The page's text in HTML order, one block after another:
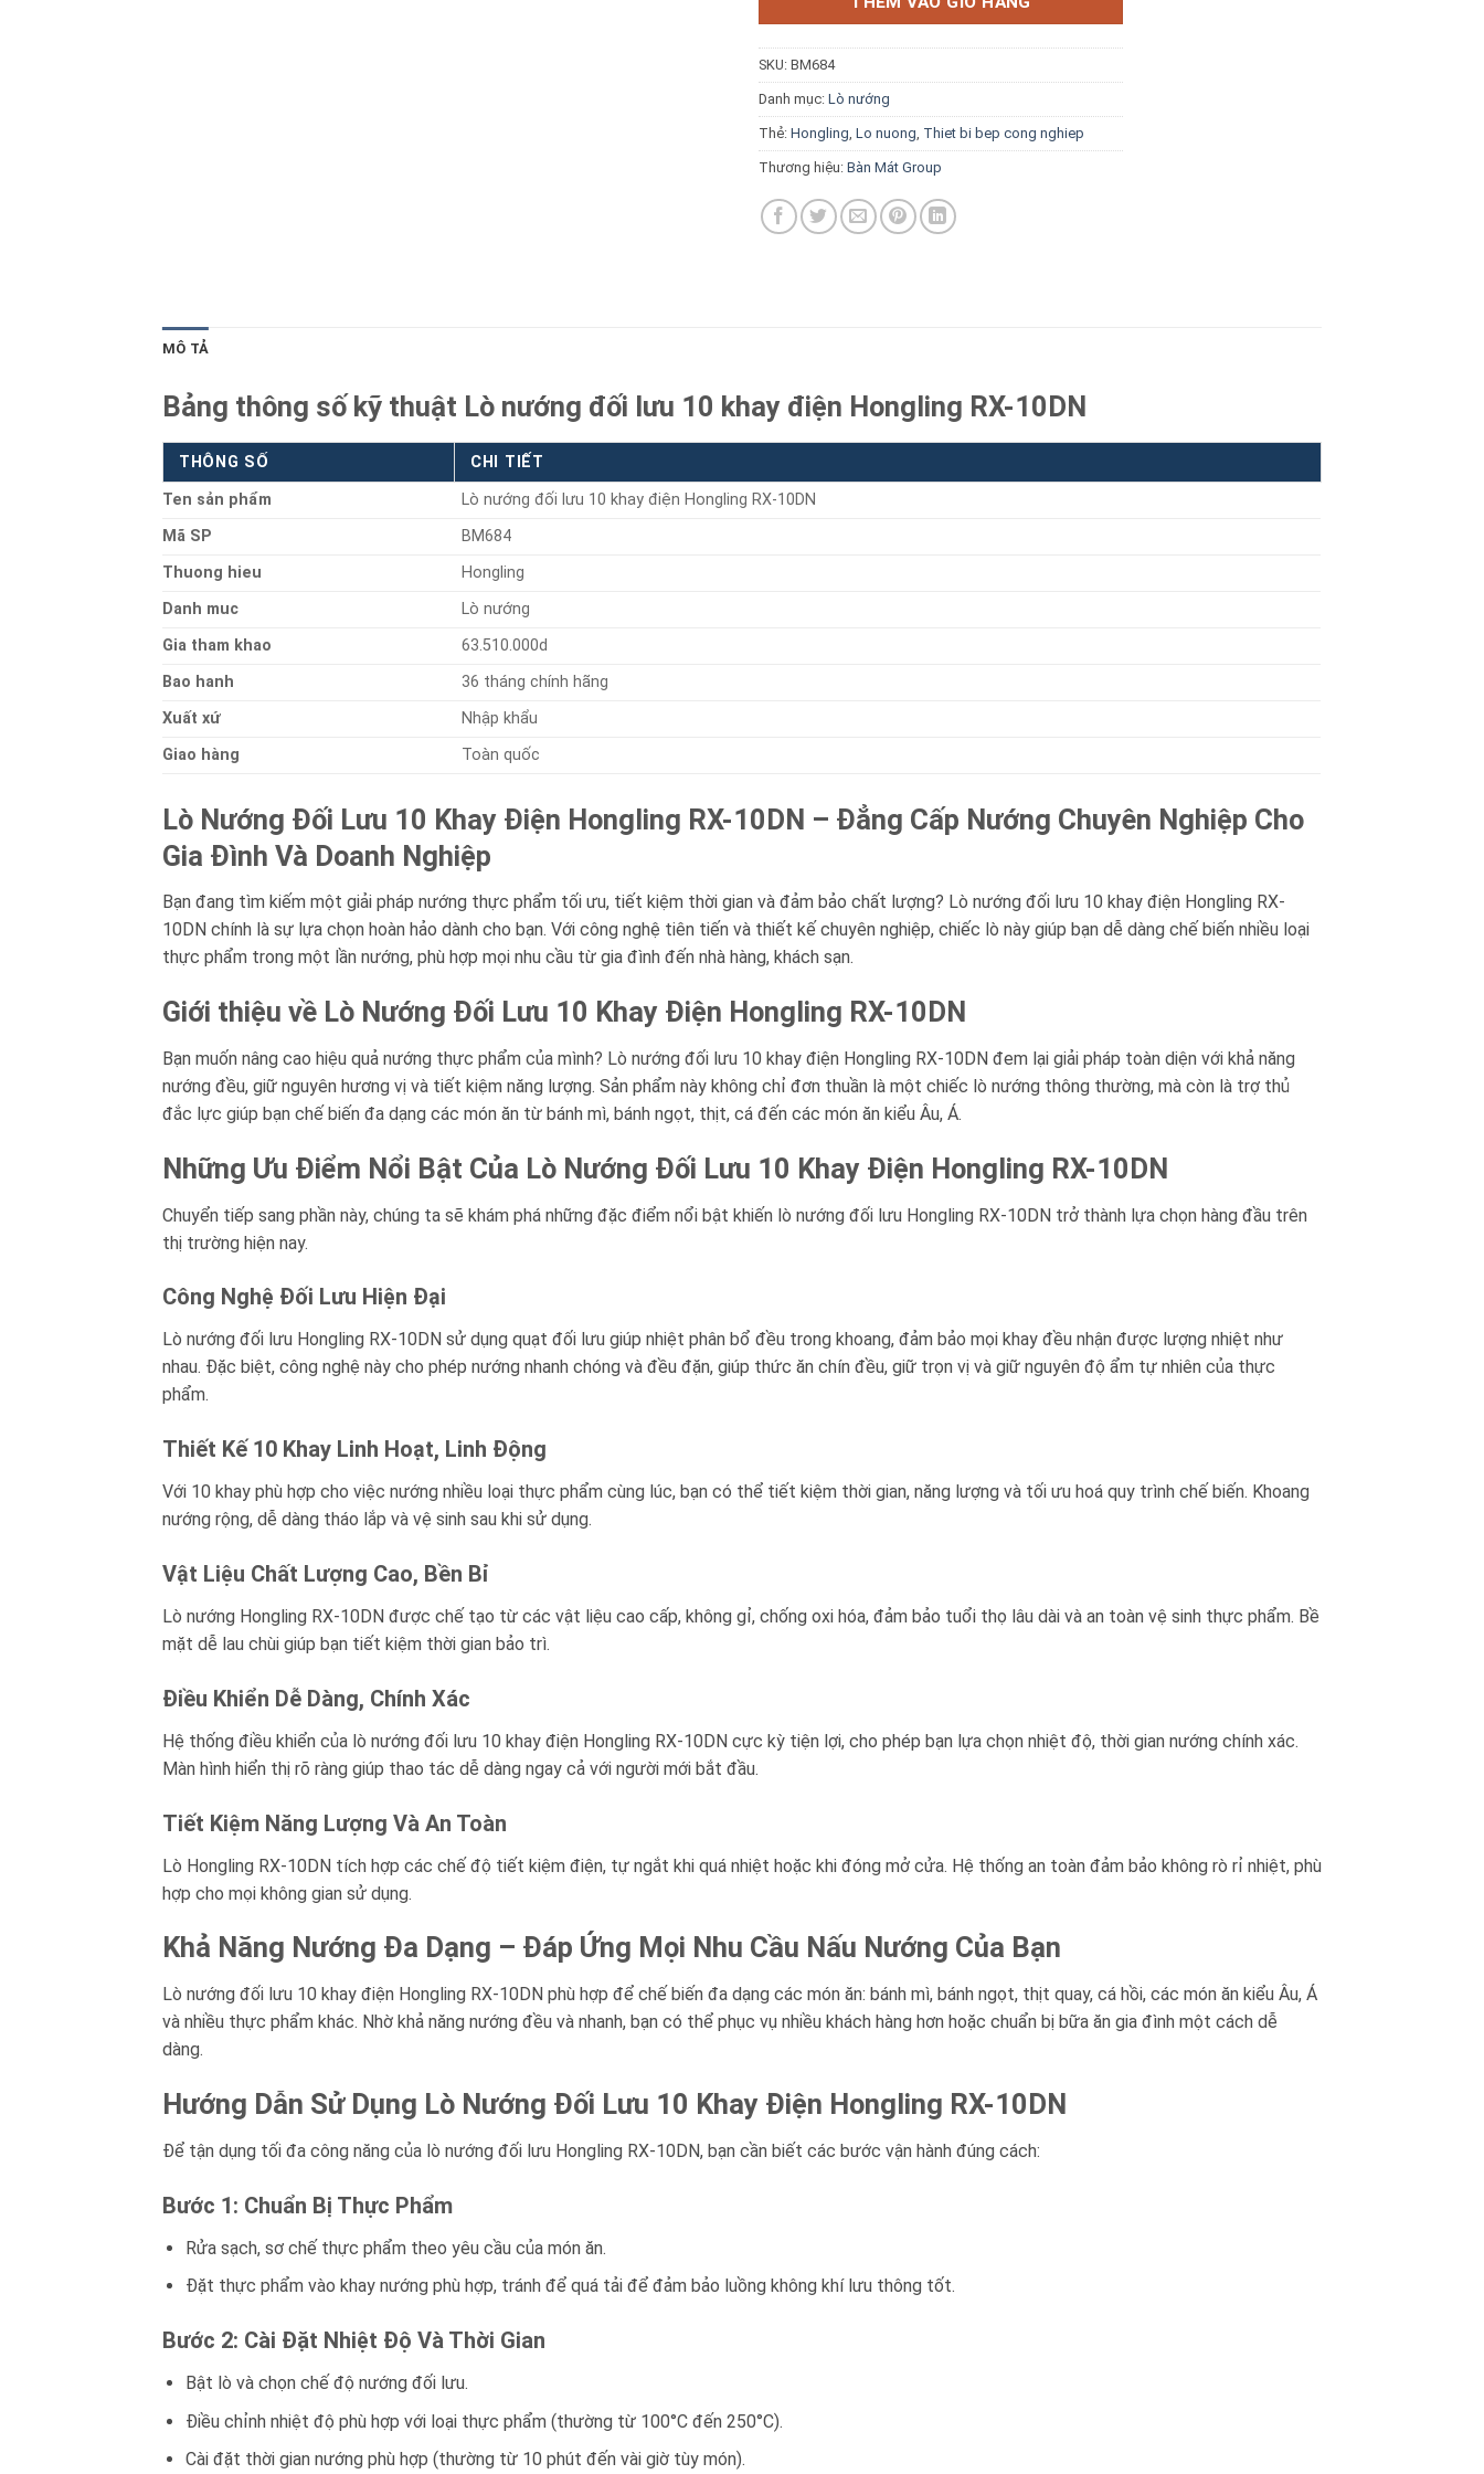
Báo giá miễn phí →
SKU: BM684
Danh mục: Lò nướng
Thẻ: Hongling Lo nuong Thiet bi bep cong nghiep
Thương hiệu: Bàn Mát Group
MÔ TẢ
Bảng thông số kỹ thuật Lò nướng đối lưu 10 khay điện Hongling RX-10DN
THÔNG SỐ
CHI TIẾT
Ten sản phẩm
Lò nướng đối lưu 10 khay điện Hongling RX-10DN
Mã SP
BM684
Thuong hieu
Hongling
Danh muc
Lò nướng
Gia tham khao
63.510.000d
Bao hanh
36 tháng chính hãng
Xuất xứ
Nhập khẩu
Giao hàng
Toàn quốc
Lò Nướng Đối Lưu 10 Khay Điện Hongling RX-10DN – Đẳng Cấp Nướng Chuyên Nghiệp Cho
Gia Đình Và Doanh Nghiệp
Bạn đang tìm kiếm một giải pháp nướng thực phẩm tối ưu, tiết kiệm thời gian và đảm bảo chất lượng? Lò nướng đối lưu 10 khay điện Hongling RX-
10DN chính là sự lựa chọn hoàn hảo dành cho bạn. Với công nghệ tiên tiến và thiết kế chuyên nghiệp, chiếc lò này giúp bạn dễ dàng chế biến nhiều loại
thực phẩm trong một lần nướng, phù hợp mọi nhu cầu từ gia đình đến nhà hàng, khách sạn.
Giới thiệu về Lò Nướng Đối Lưu 10 Khay Điện Hongling RX-10DN
Bạn muốn nâng cao hiệu quả nướng thực phẩm của mình? Lò nướng đối lưu 10 khay điện Hongling RX-10DN đem lại giải pháp toàn diện với khả năng
nướng đều, giữ nguyên hương vị và tiết kiệm năng lượng. Sản phẩm này không chỉ đơn thuần là một chiếc lò nướng thông thường, mà còn là trợ thủ
đắc lực giúp bạn chế biến đa dạng các món ăn từ bánh mì, bánh ngọt, thịt, cá đến các món ăn kiểu Âu, Á.
Những Ưu Điểm Nổi Bật Của Lò Nướng Đối Lưu 10 Khay Điện Hongling RX-10DN
Chuyển tiếp sang phần này, chúng ta sẽ khám phá những đặc điểm nổi bật khiến lò nướng đối lưu Hongling RX-10DN trở thành lựa chọn hàng đầu trên
thị trường hiện nay.
Công Nghệ Đối Lưu Hiện Đại
Lò nướng đối lưu Hongling RX-10DN sử dụng quạt đối lưu giúp nhiệt phân bổ đều trong khoang, đảm bảo mọi khay đều nhận được lượng nhiệt như
nhau. Đặc biệt, công nghệ này cho phép nướng nhanh chóng và đều đặn, giúp thức ăn chín đều, giữ trọn vị và giữ nguyên độ ẩm tự nhiên của thực
phẩm.
Thiết Kế 10 Khay Linh Hoạt, Linh Động
Với 10 khay phù hợp cho việc nướng nhiều loại thực phẩm cùng lúc, bạn có thể tiết kiệm thời gian, năng lượng và tối ưu hoá quy trình chế biến. Khoang
nướng rộng, dễ dàng tháo lắp và vệ sinh sau khi sử dụng.
Vật Liệu Chất Lượng Cao, Bền Bỉ
Lò nướng Hongling RX-10DN được chế tạo từ các vật liệu cao cấp, không gỉ, chống oxi hóa, đảm bảo tuổi thọ lâu dài và an toàn vệ sinh thực phẩm. Bề
mặt dễ lau chùi giúp bạn tiết kiệm thời gian bảo trì.
Điều Khiển Dễ Dàng, Chính Xác
Hệ thống điều khiển của lò nướng đối lưu 10 khay điện Hongling RX-10DN cực kỳ tiện lợi, cho phép bạn lựa chọn nhiệt độ, thời gian nướng chính xác.
Màn hình hiển thị rõ ràng giúp thao tác dễ dàng ngay cả với người mới bắt đầu.
Tiết Kiệm Năng Lượng Và An Toàn
Lò Hongling RX-10DN tích hợp các chế độ tiết kiệm điện, tự ngắt khi quá nhiệt hoặc khi đóng mở cửa. Hệ thống an toàn đảm bảo không rò rỉ nhiệt, phù
hợp cho mọi không gian sử dụng.
Khả Năng Nướng Đa Dạng – Đáp Ứng Mọi Nhu Cầu Nấu Nướng Của Bạn
Lò nướng đối lưu 10 khay điện Hongling RX-10DN phù hợp để chế biến đa dạng các món ăn: bánh mì, bánh ngọt, thịt quay, cá hồi, các món ăn kiểu Âu, Á
và nhiều thực phẩm khác. Nhờ khả năng nướng đều và nhanh, bạn có thể phục vụ nhiều khách hàng hơn hoặc chuẩn bị bữa ăn gia đình một cách dễ
dàng.
Hướng Dẫn Sử Dụng Lò Nướng Đối Lưu 10 Khay Điện Hongling RX-10DN
Để tận dụng tối đa công năng của lò nướng đối lưu Hongling RX-10DN, bạn cần biết các bước vận hành đúng cách:
Bước 1: Chuẩn Bị Thực Phẩm
Rửa sạch, sơ chế thực phẩm theo yêu cầu của món ăn.
Đặt thực phẩm vào khay nướng phù hợp, tránh để quá tải để đảm bảo luồng không khí lưu thông tốt.
Bước 2: Cài Đặt Nhiệt Độ Và Thời Gian
Bật lò và chọn chế độ nướng đối lưu.
Điều chỉnh nhiệt độ phù hợp với loại thực phẩm (thường từ 100°C đến 250°C).
Cài đặt thời gian nướng phù hợp (thường từ 10 phút đến vài giờ tùy món).